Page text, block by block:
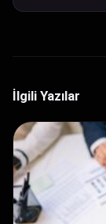
İlgili Yazılar